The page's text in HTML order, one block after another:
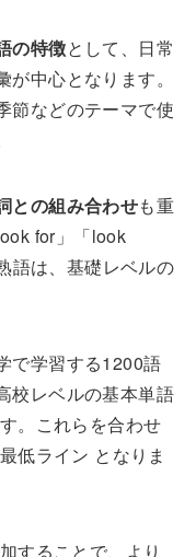
の特徴として、日常
中心となります。
節などのテーマで使
との組み合わせも重
for」「look
語は、基礎レベルの
で学習する1200語
校レベルの基本単語
。これらを合わせ
低ライン となりま
することで、より